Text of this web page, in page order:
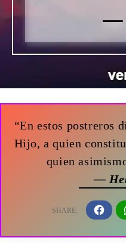
“En estos postreros
Hijo, a quien
quien
—